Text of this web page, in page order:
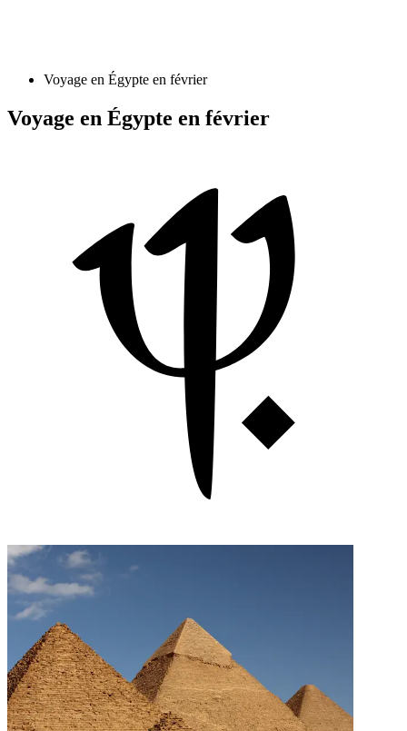
Voyage en Égypte en février
Voyage en Égypte en février